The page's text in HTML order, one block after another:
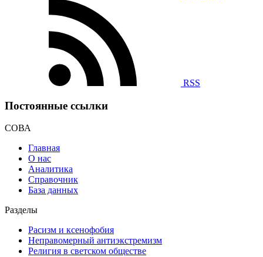
RSS
Постоянные ссылки
СОВА
Главная
О нас
Аналитика
Справочник
База данных
Разделы
Расизм и ксенофобия
Неправомерный антиэкстремизм
Религия в светском обществе